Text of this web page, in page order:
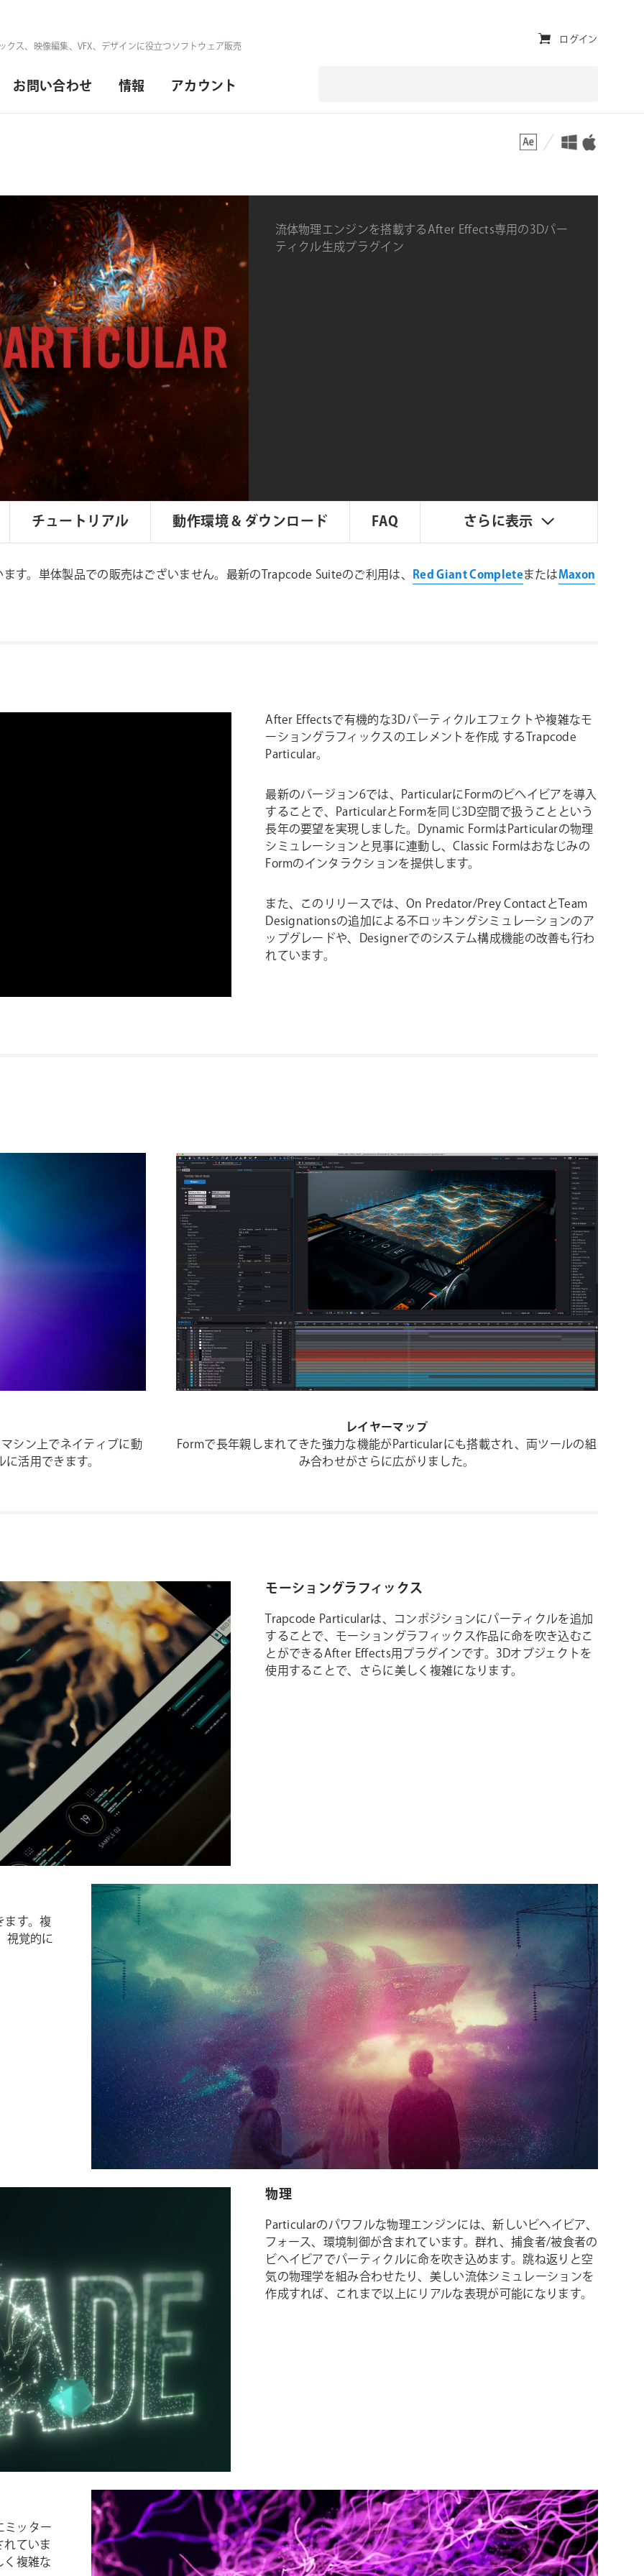
クス、映像編集、VFX、デザインに役立つソフトウェア販売
お問い合わせ 情報 アカウント
ユ
ィ
リ
ィ・
ナ
ログイン
対応プラットフォーム 対応OS
流体物理エンジンを搭載するAfter Effects専用の3Dパー
ティクル生成プラグイン
チュートリアル 動作環境 & ダウンロード FAQ さらに表示
す。単体製品での販売はございません。最新のTrapcode Suiteのご利用は、 Red Giant CompleteまたはMaxon
After Effectsで有機的な3Dパーティクルエフェクトや複雑なモ
ーショングラフィックスのエレメントを作成 するTrapcode
Particular。
最新のバージョン6では、ParticularにFormのビヘイビアを導入
することで、ParticularとFormを同じ3D空間で扱うことという
長年の要望を実現しました。Dynamic FormはParticularの物理
シミュレーションと見事に連動し、Classic Formはおなじみの
Formのインタラクションを提供します。
また、このリリースでは、On Predator/Prey ContactとTeam
Designationsの追加による不ロッキングシミュレーションのア
ップグレードや、Designerでのシステム構成機能の改善も行わ
れています。
シン上でネイティブに動
活用できます。
レイヤーマップ
Formで長年親しまれてきた強力な機能がParticularにも搭載され、両ツールの組
み合わせがさらに広がりました。
モーショングラフィックス
Trapcode Particularは、コンポジションにパーティクルを追加
することで、モーショングラフィックス作品に命を吹き込むこ
とができるAfter Effects用プラグインです。3Dオブジェクトを
使用することで、さらに美しく複雑になります。
ます。複
視覚的に
物理
Particularのパワフルな物理エンジンには、新しいビヘイビア、
フォース、環境制御が含まれています。群れ、捕食者/被食者の
ビヘイビアでパーティクルに命を吹き込めます。跳ね返りと空
気の物理学を組み合わせたり、美しい流体シミュレーションを
作成すれば、これまで以上にリアルな表現が可能になります。
ミッター
ていま
複雑な